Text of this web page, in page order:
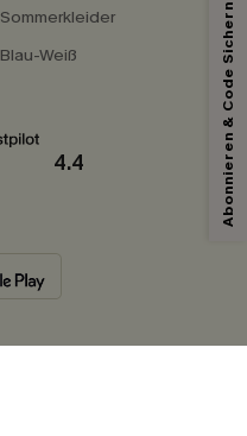
Sommerkleider
Blau-Weiß
4.4 Abonnieren & Code Sichern